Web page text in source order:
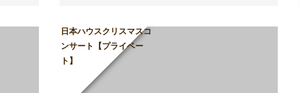
日本ハウスクリスマスコ
ンサート【プライベー
ト】